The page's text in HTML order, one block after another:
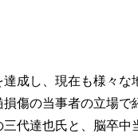
成し、現在も様々な
傷の当事者の立場で
代達也氏と、脳卒中